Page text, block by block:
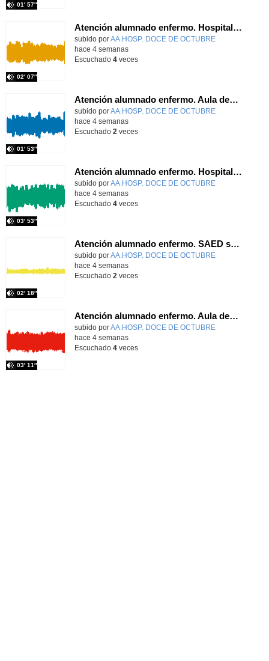
01′ 57″
Atención alumnado enfermo. Hospitalización Psiquiátrica. Miguel Ángel Baena Recio
Contenido educativo.
subido porAA.HOSP. DOCE DE OCTUBRE
02′ 07″
-
hace 4 semanas
Escuchado 4veces
Atención alumnado enfermo. Aula dentro del hospital. Laura Gómez-Pardo Gayete
Contenido educativo.
subido porAA.HOSP. DOCE DE OCTUBRE
01′ 53″
-
hace 4 semanas
Escuchado 2 veces
Atención alumnado enfermo. Hospitalización Psiquiátrica. Laura Barrasa Fano.
Contenido educativo.
subido porAA.HOSP. DOCE DE OCTUBRE
03′ 53″
-
hace 4 semanas
Escuchado 4veces
Atención alumnado enfermo. SAED secundaria. Diana Sánchez Domínguez
Contenido educativo.
subido porAA.HOSP. DOCE DE OCTUBRE
02′ 18″
-
hace 4 semanas
Escuchado 2 veces
Atención alumnado enfermo. Aula dentro del hospital. Agustín Parrilla Carrobles
Contenido educativo.
subido porAA.HOSP. DOCE DE OCTUBRE
03′ 11″
-
hace 4 semanas
Escuchado 4veces